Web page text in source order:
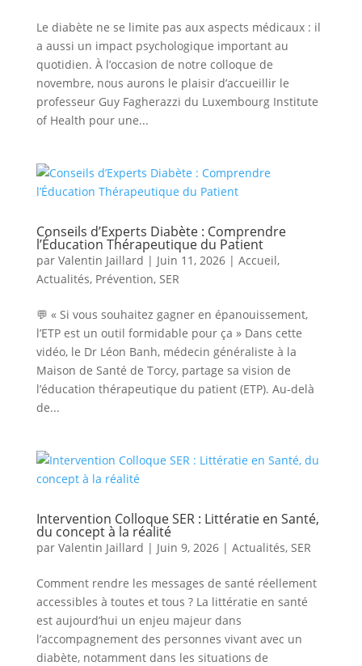
Le diabète ne se limite pas aux aspects médicaux : il
a aussi un impact psychologique important au
quotidien. À l’occasion de notre colloque de
novembre, nous aurons le plaisir d’accueillir le
professeur Guy Fagherazzi du Luxembourg Institute
of Health pour une...
Conseils d’Experts Diabète : Comprendre
l’Éducation Thérapeutique du Patient
par Valentin Jaillard | Juin 11, 2026| Accueil,
Actualités, Prévention, SER
💬 « Si vous souhaitez gagner en épanouissement,
l’ETP est un outil formidable pour ça » Dans cette
vidéo, le Dr Léon Banh, médecin généraliste à la
Maison de Santé de Torcy, partage sa vision de
l’éducation thérapeutique du patient (ETP). Au-delà
de...
Intervention Colloque SER : Littératie en Santé,
du concept à la réalité
par Valentin Jaillard | Juin 9, 2026| Actualités, SER
Comment rendre les messages de santé réellement
accessibles à toutes et tous ? La littératie en santé
est aujourd’hui un enjeu majeur dans
l’accompagnement des personnes vivant avec un
diabète, notamment dans les situations de